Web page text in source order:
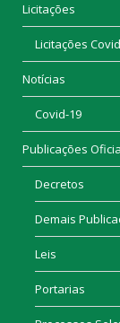
Licitações
Licitações
Notícias
Covid-19
Publicações
Decretos
Demais
Leis
Portarias